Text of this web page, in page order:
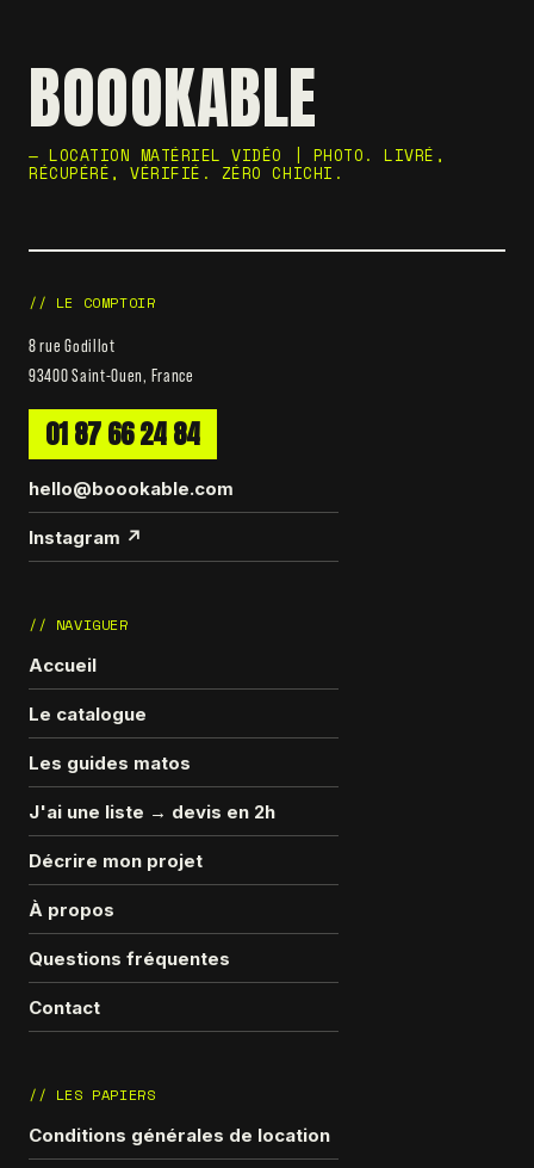
BOOOKABLE
— LOCATION MATÉRIEL VIDÉO | PHOTO. LIVRÉ,
RÉCUPÉRÉ, VÉRIFIÉ. ZÉRO CHICHI.
// LE COMPTOIR
8 rue Godillot
93400 Saint-Ouen, France
01 87 66 24 84
hello@boookable.com
Instagram ↗
// NAVIGUER
Accueil
Le catalogue
Les guides matos
J'ai une liste → devis en 2h
Décrire mon projet
À propos
Questions fréquentes
Contact
// LES PAPIERS
Conditions générales de location